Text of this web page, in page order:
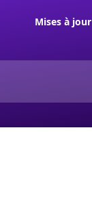
Mises à jour